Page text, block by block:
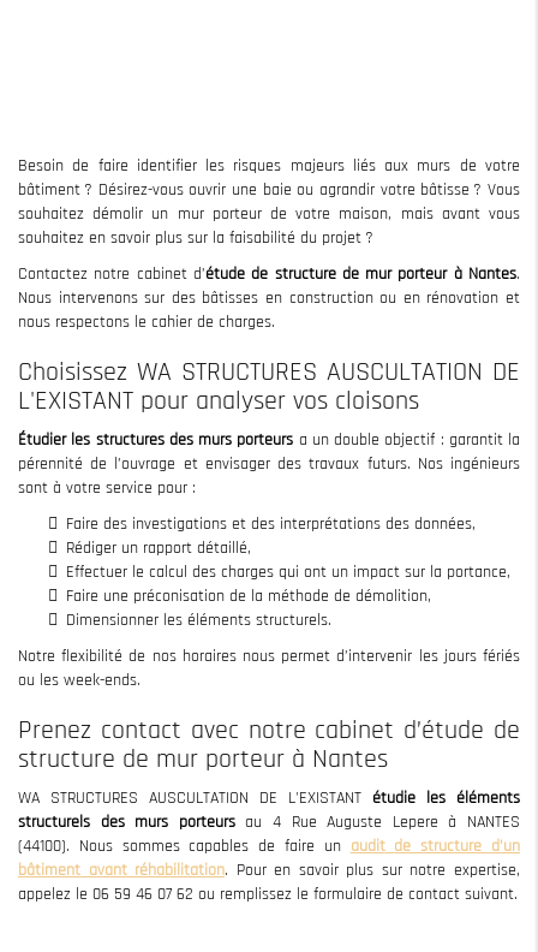
Besoin de faire identifier les risques majeurs liés aux murs de votre
bâtiment ? Désirez-vous ouvrir une baie ou agrandir votre bâtisse ? Vous
souhaitez démolir un mur porteur de votre maison, mais avant vous
souhaitez en savoir plus sur la faisabilité du projet ?
Contactez notre cabinet d’étude de structure de mur porteur à Nantes.
Nous intervenons sur des bâtisses en construction ou en rénovation et
nous respectons le cahier de charges.
Choisissez WA STRUCTURES AUSCULTATION DE
L'EXISTANT pour analyser vos cloisons
Étudier les structures des murs porteurs a un double objectif : garantit la
pérennité de l’ouvrage et envisager des travaux futurs. Nos ingénieurs
sont à votre service pour :
Faire des investigations et des interprétations des données,
Rédiger un rapport détaillé,
Effectuer le calcul des charges qui ont un impact sur la portance,
Faire une préconisation de la méthode de démolition,
Dimensionner les éléments structurels.
Notre flexibilité de nos horaires nous permet d’intervenir les jours fériés
ou les week-ends.
Prenez contact avec notre cabinet d’étude de
structure de mur porteur à Nantes
WA STRUCTURES AUSCULTATION DE L'EXISTANT étudie les éléments
structurels des murs porteursau 4 Rue Auguste Lepere à NANTES
(44100). Nous sommes capables de faire un audit de structure d’un
bâtiment avant réhabilitation. Pour en savoir plus sur notre expertise,
appelez le 06 59 46 07 62 ou remplissez le formulaire de contact suivant.